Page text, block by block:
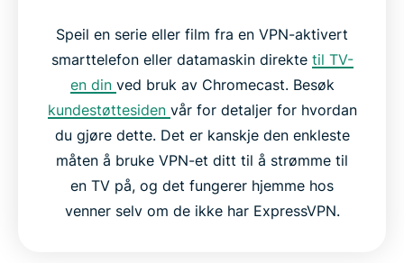
Speil en serie eller film fra en VPN-aktivert
smarttelefon eller datamaskin direkte til TV-
en din ved bruk av Chromecast. Besøk
kundestøttesiden vår for detaljer for hvordan
du gjøre dette. Det er kanskje den enkleste
måten å bruke VPN-et ditt til å strømme til
en TV på, og det fungerer hjemme hos
venner selv om de ikke har ExpressVPN.